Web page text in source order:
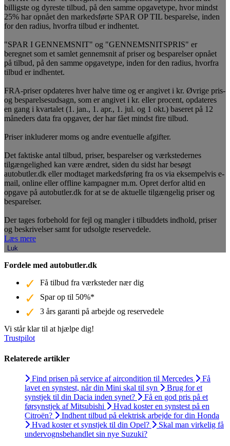
billigste og dyreste tilbud, på den samme opgavetype, hvor mindst
25% har opnået den markedsførte SPAR OP TIL besparelse, inden
for den radius, hvorfra tilbud er indhentet.
"SPAR I GENNEMSNIT" og "GENNEMSNITSPRIS" er
beregnet som et samlet gennemsnit af priser og besparelser opnået
på tilbud, på den samme opgavetype, inden for den radius, hvorfra
tilbud er indhentet.
FRA-priser opdateres hver halve time og er angivet i kr. Øvrige pris-
og besparelsesudsagn, som er angivet i kr. eller procent, opdateres
en gang i kvartalet (1. jan., 1. apr., 1. jul. og 1 okt.) baseret på 12
måneders data fra opgaver, der har fået mindst fire tilbud.
Priser inkluderer moms og andre eventuelle afgifter.
Det faktiske antal tilbud, priser, besparelser og værkstedernes
tilgængelighed kan være ændret, siden du sidst har besøgt
autobutler.dk eller modtaget markedsføring fra os via eksempelvis e-
mail, online eller offline kampagner m.m. Opret derfor altid en
opgave på autobutler.dk for at se de aktuelle tilgængelig priser og
besparelser.
Der tages forbehold for fejl og mangler i tilbuddets indhold, priser
og beskrivelser samt for udsolgte reservedele.
Læs mere
Luk
Fordele med autobutler.dk
Få tilbud fra værksteder nær dig
Spar op til 50%*
3 års garanti på arbejde og reservedele
Vi står klar til at hjælpe dig!
Trustpilot
Relaterede artikler
Find prisen på service af aircondition til Mercedes
Få
lavet en synstest, når din Mini skal til syn
Brug for et
synstjek til din Dacia inden synet?
Få en god pris på et
førsynstjek af Mitsubishi
Hvad koster en synstest på en
Citroën?
Indhent tilbud på elektrisk arbejde for din Honda
Hvad koster et synstjek til din Opel?
Skal man virkelig få
undervognsbehandlet sin nye Suzuki?